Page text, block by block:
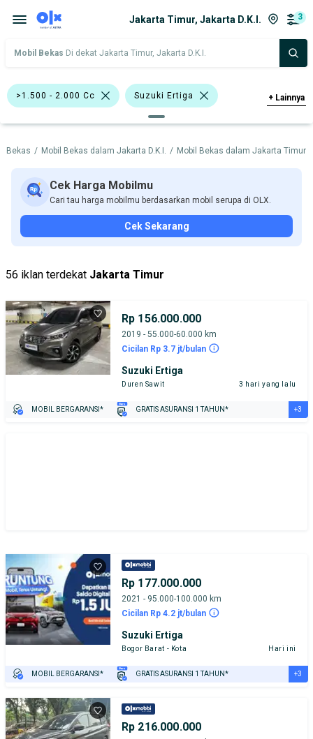
Jakarta Timur, Jakarta D.K.I. 3
Mobil Bekas Di dekat Jakarta Timur, Jakarta D.K.I.
>1.500 - 2.000 Cc Suzuki Ertiga
Suzuki
Harga Merek Dan Model Tahun
Tipe Bodi Tipe Membership
+ Lainnya
Bekas / Mobil Bekas dalam Jakarta D.K.I. / Mobil Bekas dalam Jakarta Timur
Cek Harga Mobilmu
Cari tau harga mobilmu berdasarkan mobil serupa di OLX.
Cek Sekarang
56 iklan terdekat Jakarta Timur
Rp 156.000.000
2019 - 55.000-60.000 km
Cicilan Rp 3.7 jt/bulan
Suzuki Ertiga
Duren Sawit 3 hari yang lalu
MOBIL BERGARANSI* GRATIS ASURANSI 1 TAHUN* +3
Rp 177.000.000
2021 - 95.000-100.000 km
Cicilan Rp 4.2 jt/bulan
Suzuki Ertiga
Bogor Barat - Kota Hari ini
MOBIL BERGARANSI* GRATIS ASURANSI 1 TAHUN*
PENJUAL TERVERIFIKASI
+3
Rp 216.000.000